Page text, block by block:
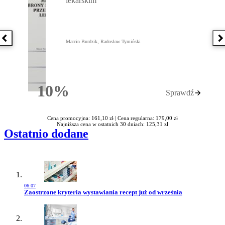
Poprzednia książka
10%Rabatu
Marcin Burdzik, Radosław Tymiński
Sprawdź
Cena promocyjna: 161,10 zł | Cena regularna: 179,00 zł
Najniższa cena w ostatnich 30 dniach: 125,31 zł
Ostatnio dodane
06:07
Przejdź do artykułu:
Zaostrzone kryteria wystawiania recept już od września